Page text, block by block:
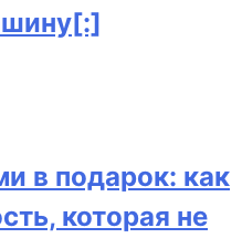
в подарок: как
которая не